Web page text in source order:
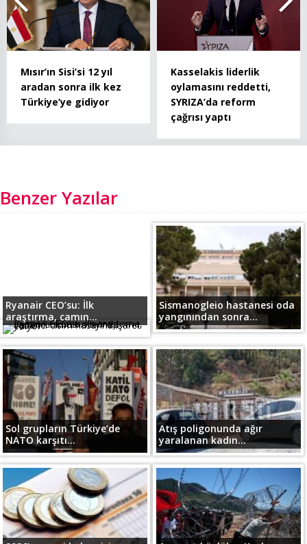
Mısır’ın Sisi’si 12 yıl
aradan sonra ilk kez
Türkiye’ye gidiyor
Kasselakis liderlik
oylamasını reddetti,
SYRIZA’da reform
çağrısı yaptı
Benzer Yazılar
Ryanair CEO’su: İlk
araştırma, camın...
Sismanogleio hastanesi oda
yangınından sonra...
Sol grupların Türkiye’de
NATO karşıtı...
Atış poligonunda ağır
yaralanan kadın...